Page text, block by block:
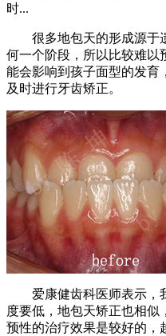
时...
很多地包天的形成源于
何一个阶段，所以比较难以
能会影响到孩子面型的发育
及时进行牙齿矫正。
爱康健齿科医师表示，
度要低，地包天矫正也相
预性的治疗效果是较好的，